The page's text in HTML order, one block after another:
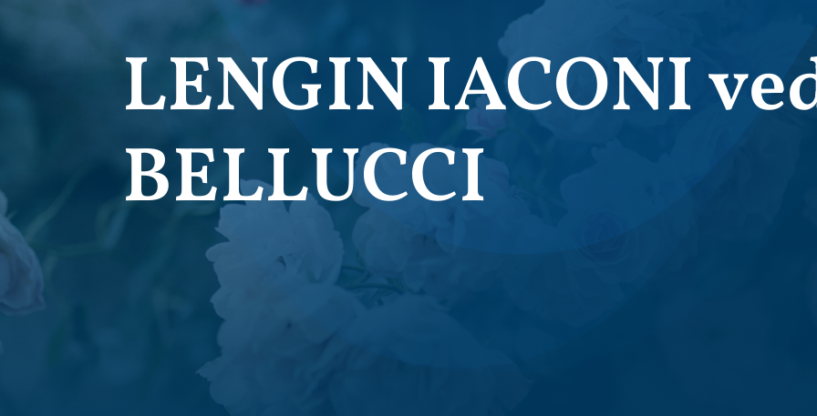
LENGIN IACONI
BELLUCCI